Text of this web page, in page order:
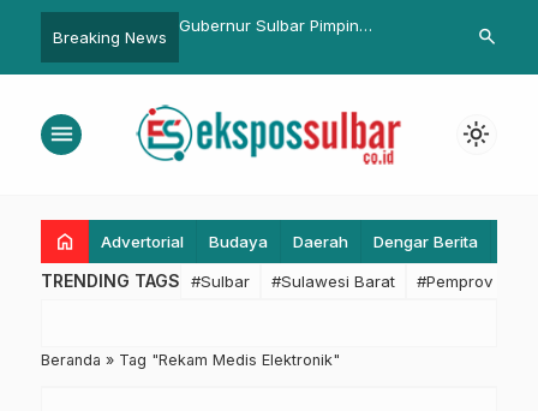
Breaking News
Persiapan Monev
I Tahun 2026
Gubernur Sulbar Pimpin
Dirbinmas
search
menu light_mode
home Advertorial Budaya Daerah Dengar Berita
TRENDING TAGS #Sulbar #Sulawesi Barat #Pemprov
Beranda » Tag "Rekam Medis Elektronik"